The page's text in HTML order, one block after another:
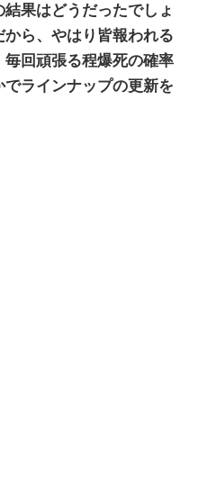
果はどうだったでしょ
ら、やはり皆報われる
回頑張る程爆死の確率
ラインナップの更新を